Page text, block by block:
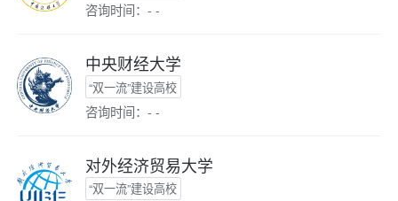
咨询时间：- -
中央财经大学
“双一流”建设高校
咨询时间：- -
对外经济贸易大学
“双一流”建设高校